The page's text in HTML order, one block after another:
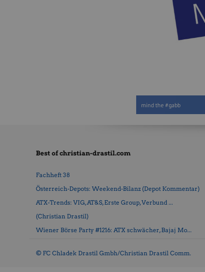
mind the #gabb
Best of christian-drastil.com
Fachheft 38
Österreich-Depots: Weekend-Bilanz (Depot Kommentar)
ATX-Trends: VIG, AT&S, Erste Group, Verbund ...
(Christian Drastil)
Wiener Börse Party #1216: ATX schwächer, Bajaj Mo...
© FC Chladek Drastil Gmbh/Christian Drastil Comm.